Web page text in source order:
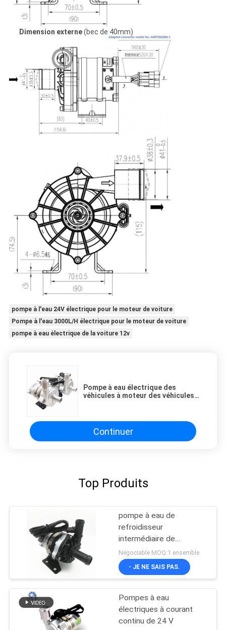
Dimension externe(bec de 40mm)
pompe à l'eau 24V électrique pour le moteur de voiture
Pompe à l'eau 3000L/H électrique pour le moteur de voiture
pompe à eau électrique de la voiture 12v
Pompe à eau électrique des
véhicules à moteur des véhicules
Continuer
Top Produits
pompe à eau de
refroidisseur
intermédiaire de
turbocompresseur
Négociable MOQ:1 ensemble
- JE NE SAIS PAS.
Pompes à eau
électriques à courant
continu de 24 V